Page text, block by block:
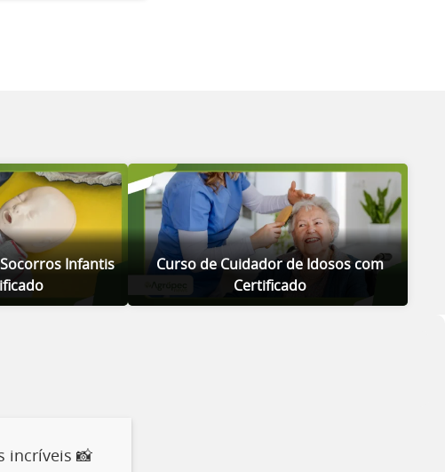
Infantis
Curso de Cuidador de Idosos com
Certificado
incríveis 📸